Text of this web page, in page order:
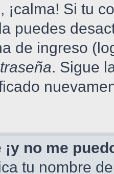
¡calma! Si tu
puedes
de ingreso
. Sigue
¡y no me
tu nombre